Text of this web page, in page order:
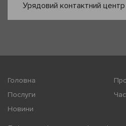
Урядовий контактний центр
Головна
Послуги
Новини